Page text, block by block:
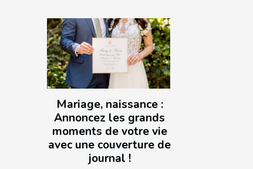
Mariage, naissance :
Annoncez les grands
moments de votre vie
avec une couverture de
journal !